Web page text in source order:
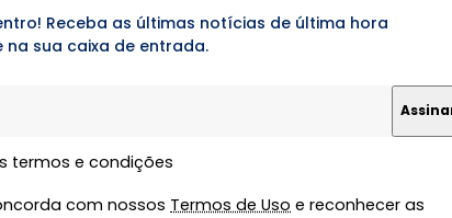
Receba as últimas notícias de última hora
na sua caixa de entrada.
termos e condições
com nossos Termos de Uso e reconhecer as